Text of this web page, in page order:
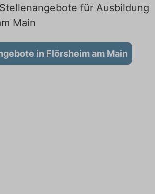
für Ausbildung
Main
in Flörsheim am Main